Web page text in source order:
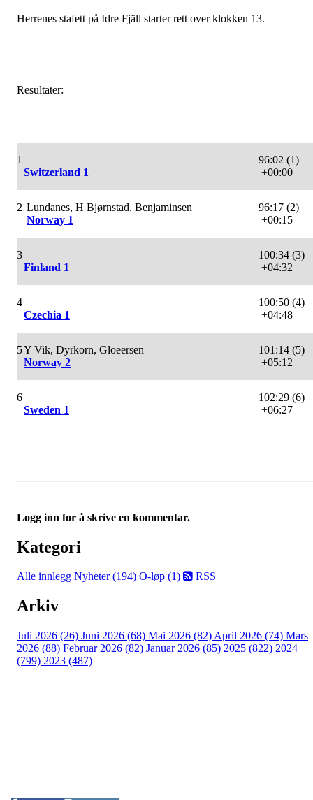
Herrenes stafett på Idre Fjäll starter rett over klokken 13.
Resultater:
1
Switzerland 1
96:02 (1)
+00:00
2 Lundanes, H Bjørnstad, Benjaminsen
Norway 1
96:17 (2)
+00:15
3
Finland 1
100:34 (3)
+04:32
4
Czechia 1
100:50 (4)
+04:48
5Y Vik, Dyrkorn, Gloeersen
Norway 2
101:14 (5)
+05:12
6
Sweden 1
102:29 (6)
+06:27
Logg inn for å skrive en kommentar.
Kategori
Alle innlegg Nyheter (194) O-løp (1) RSS
Arkiv
Juli 2026 (26) Juni 2026 (68) Mai 2026 (82) April 2026 (74) Mars
2026 (88) Februar 2026 (82) Januar 2026 (85) 2025 (822) 2024
(799) 2023 (487)